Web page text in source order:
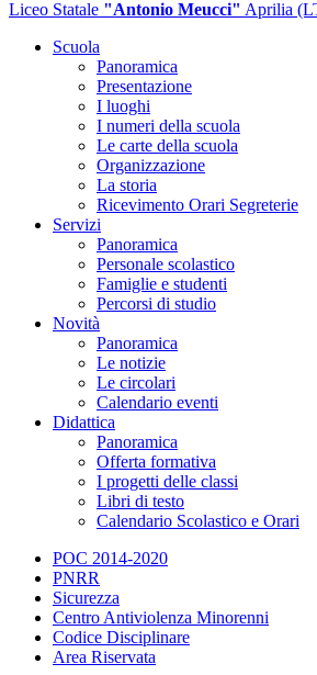
Liceo Statale "Antonio Meucci" Aprilia
Scuola
Panoramica
Presentazione
I luoghi
I numeri della scuola
Le carte della scuola
Organizzazione
La storia
Ricevimento Orari Segreterie
Servizi
Panoramica
Personale scolastico
Famiglie e studenti
Percorsi di studio
Novità
Panoramica
Le notizie
Le circolari
Calendario eventi
Didattica
Panoramica
Offerta formativa
I progetti delle classi
Libri di testo
Calendario Scolastico e Orari
POC 2014-2020
PNRR
Sicurezza
Centro Antiviolenza Minorenni
Codice Disciplinare
Area Riservata